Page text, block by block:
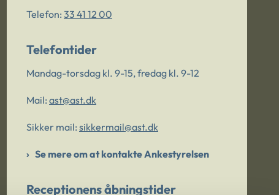
Telefon: 33 41 12 00
Telefontider
Mandag-torsdag kl. 9-15, fredag kl. 9-12
Mail: ast@ast.dk
Sikker mail: sikkermail@ast.dk
Se mere om at kontakte Ankestyrelsen
Receptionens åbningstider